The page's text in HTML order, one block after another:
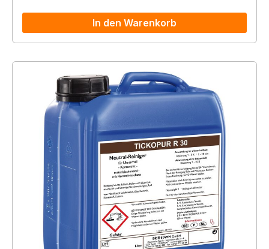
In den Warenkorb